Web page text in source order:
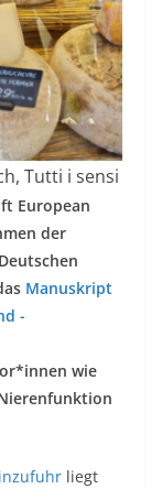
Tutti i sensi
European
der
Manuskript
-
wie
liegt